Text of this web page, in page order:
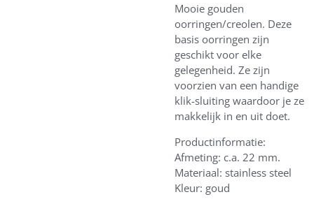
Mooie gouden
oorringen/creolen. Deze
basis oorringen zijn
geschikt voor elke
gelegenheid. Ze zijn
voorzien van een handige
klik-sluiting waardoor je ze
makkelijk in en uit doet.
Productinformatie:
Afmeting: c.a. 22 mm.
Materiaal: stainless steel
Kleur: goud